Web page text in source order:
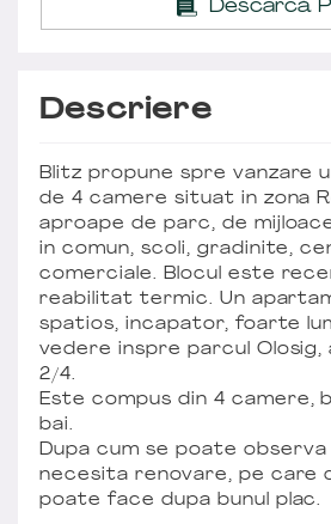
Descarcă
Descriere
Blitz propune spre vanzare
de 4 camere situat in zona
aproape de parc, de
in comun, scoli, gradinite,
comerciale. Blocul este
reabilitat termic. Un
spatios, incapator, foarte
vedere inspre parcul Olosig,
2/4.
Este compus din 4 camere,
bai.
Dupa cum se poate observa
necesita renovare, pe care
poate face dupa bunul plac.